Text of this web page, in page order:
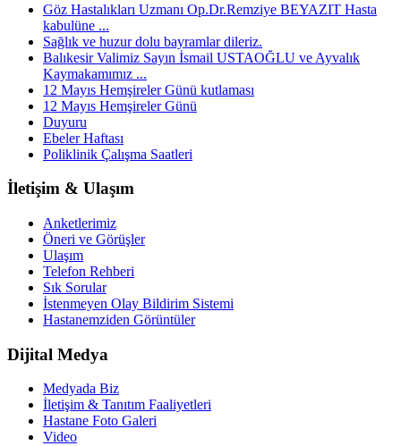
Göz Hastalıkları Uzmanı Op.Dr.Remziye BEYAZIT Hasta
kabulüne ...
Sağlık ve huzur dolu bayramlar dileriz.
Balıkesir Valimiz Sayın İsmail USTAOĞLU ve Ayvalık
Kaymakamımız ...
12 Mayıs Hemşireler Günü kutlaması
12 Mayıs Hemşireler Günü
Duyuru
Ebeler Haftası
Poliklinik Çalışma Saatleri
İletişim & Ulaşım
Anketlerimiz
Öneri ve Görüşler
Ulaşım
Telefon Rehberi
Sık Sorular
İstenmeyen Olay Bildirim Sistemi
Hastanemziden Görüntüler
Dijital Medya
Medyada Biz
İletişim & Tanıtım Faaliyetleri
Hastane Foto Galeri
Video